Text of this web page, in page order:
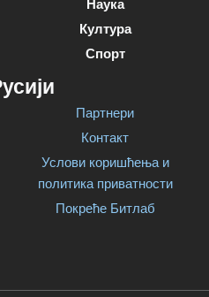
Наука
Култура
Спорт
Партнери
Контакт
Услови коришћења и
политика приватности
Покреће Битлаб